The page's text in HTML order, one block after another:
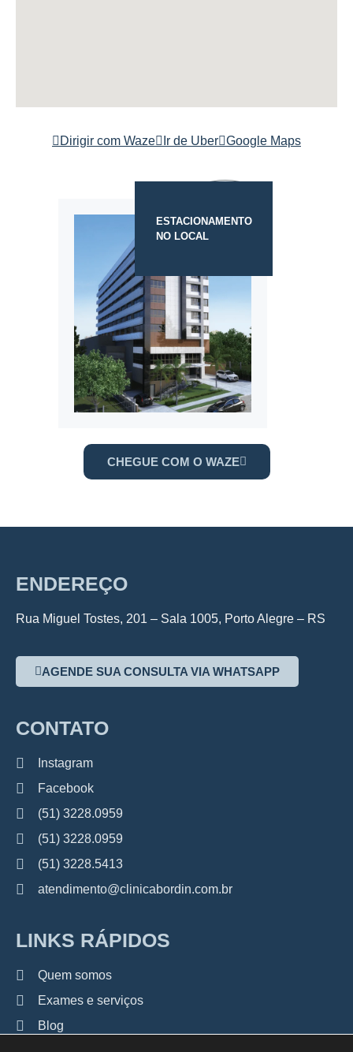
Dirigir com Waze Ir de Uber Google Maps
ESTACIONAMENTO
NO LOCAL
CHEGUE COM O WAZE
ENDEREÇO
Rua Miguel Tostes, 201 – Sala 1005, Porto Alegre – RS
AGENDE SUA CONSULTA VIA WHATSAPP
CONTATO
Instagram
Facebook
(51) 3228.0959
(51) 3228.0959
(51) 3228.5413
atendimento@clinicabordin.com.br
LINKS RÁPIDOS
Quem somos
Exames e serviços
Blog